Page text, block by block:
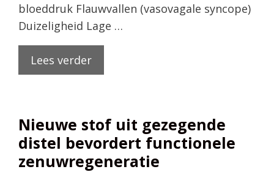
bloeddruk Flauwvallen (vasovagale syncope)
Duizeligheid Lage …
Lees verder
Nieuwe stof uit gezegende
distel bevordert functionele
zenuwregeneratie